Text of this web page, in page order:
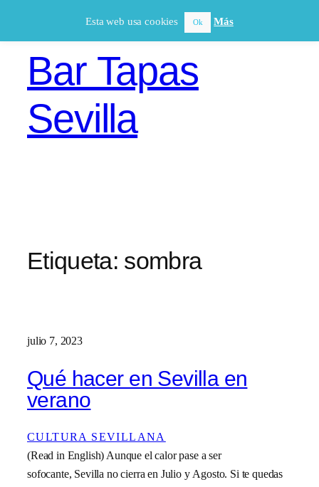
Bar Tapas
Sevilla
Etiqueta: sombra
julio 7, 2023
Qué hacer en Sevilla en
verano
CULTURA SEVILLANA
(Read in English) Aunque el calor pase a ser
sofocante, Sevilla no cierra en Julio y Agosto. Si te quedas
Esta web usa cookies Ok Más